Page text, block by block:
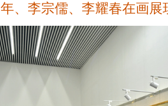
年、李宗儒、李耀春在画展